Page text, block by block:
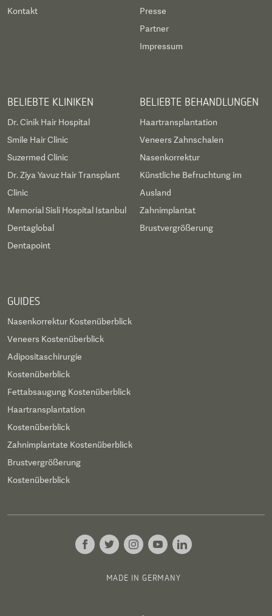
Kontakt
Presse
Partner
Impressum
BELIEBTE KLINIKEN
Dr. Cinik Hair Hospital
Smile Hair Clinic
Suzermed Clinic
Dr. Ziya Yavuz Hair Transplant
Clinic
Memorial Sisli Hospital Istanbul
Dentaglobal
Dentapoint
BELIEBTE BEHANDLUNGEN
Haartransplantation
Veneers Zahnschalen
Nasenkorrektur
Künstliche Befruchtung im
Ausland
Zahnimplantat
Brustvergrößerung
GUIDES
Nasenkorrektur Kostenüberblick
Veneers Kostenüberblick
Adipositaschirurgie
Kostenüberblick
Fettabsaugung Kostenüberblick
Haartransplantation
Kostenüberblick
Zahnimplantate Kostenüberblick
Brustvergrößerung
Kostenüberblick
MADE IN GERMANY